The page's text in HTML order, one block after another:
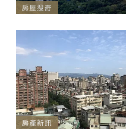
房屋搜奇
房產新訊